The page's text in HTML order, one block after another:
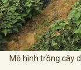
Mô hình trồng cây